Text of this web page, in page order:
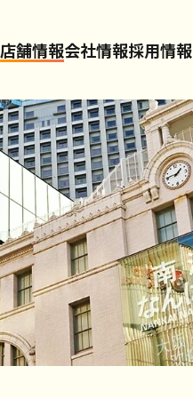
店舗情報会社情報採用情報